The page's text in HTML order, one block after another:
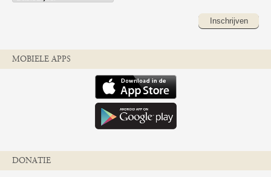
Inschrijven
MOBIELE APPS
DONATIE